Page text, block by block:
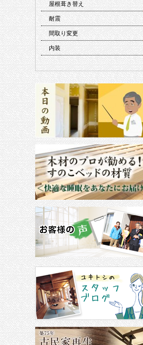
屋根葺き替え
耐震
間取り変更
内装